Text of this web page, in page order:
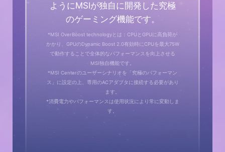
ようにMSIが独自に開発した究極
のゲーミング機能です。
*MSI OverBoost technologyとは：CPUとGPUに高負荷が
かかり、GPUのDynamic Boost 2.0有効時にCPUを最大75W
で動作することで全体的なパフォーマンスを向上させる
MSI独自機能です。
*MSI Centerのユーザーシナリオを「究極のパフォーマン
ス」に設定の上、専用のACアダプタに接続する必要があり
ます。
*消費電力やパフォーマンスは使用状況により常に変動しま
す。